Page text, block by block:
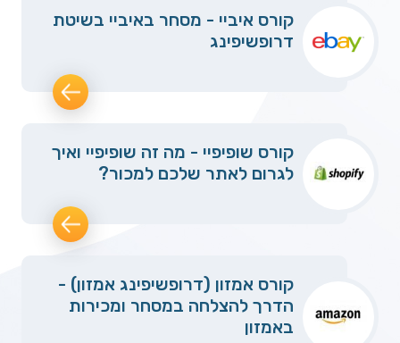
קורס איביי - מסחר באיביי בשיטת
דרופשיפינג
קורס שופיפיי - מה זה שופיפיי ואיך
לגרום לאתר שלכם למכור?
קורס אמזון (דרופשיפינג אמזון) -
הדרך להצלחה במסחר ומכירות
באמזון